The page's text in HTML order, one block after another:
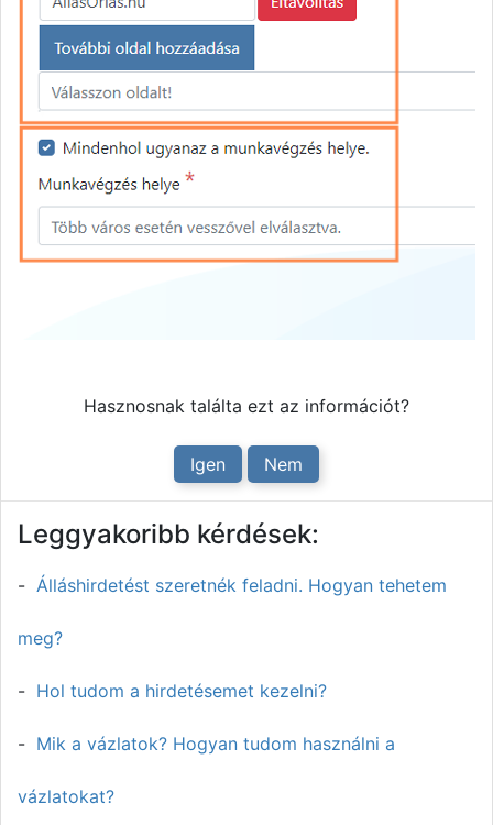
Hasznosnak találta ezt az információt?
Igen Nem
Leggyakoribb kérdések:
Álláshirdetést szeretnék feladni. Hogyan tehetem
meg?
Hol tudom a hirdetésemet kezelni?
Mik a vázlatok? Hogyan tudom használni a
vázlatokat?